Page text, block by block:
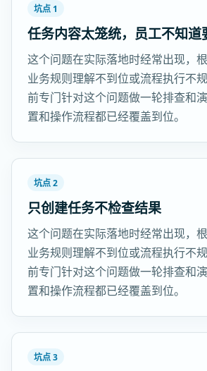
坑点 1
任务内容太笼统，员工不知道
这个问题在实际落地时经常出现，
业务规则理解不到位或流程执行不
前专门针对这个问题做一轮排查和
置和操作流程都已经覆盖到位。
坑点 2
只创建任务不检查结果
这个问题在实际落地时经常出现，
业务规则理解不到位或流程执行不
前专门针对这个问题做一轮排查和
置和操作流程都已经覆盖到位。
坑点 3